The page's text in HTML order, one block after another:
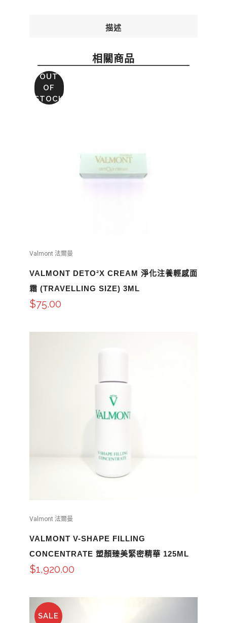
描述
相關商品
OUT
OF
STOCK
Valmont 法爾曼
VALMONT DETO²X CREAM 淨化注養輕感面
霜 (TRAVELLING SIZE) 3ML
$75.00
Valmont 法爾曼
VALMONT V-SHAPE FILLING
CONCENTRATE 塑顏臻美緊密精華 125ML
$1,920.00
SALE